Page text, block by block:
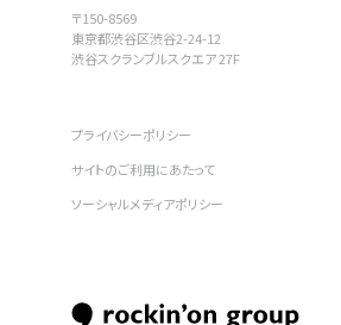
〒150-8569
東京都渋谷区渋谷2-24-12
渋谷スクランブルスクエア 27F
プライバシーポリシー
サイトのご利用にあたって
ソーシャルメディアポリシー